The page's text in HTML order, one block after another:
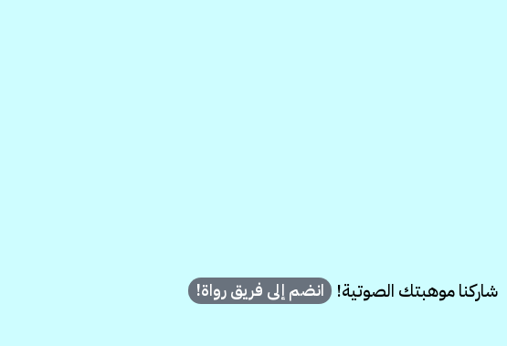
شاركنا موهبتك الصوتية! انضم إلى فريق رواة!